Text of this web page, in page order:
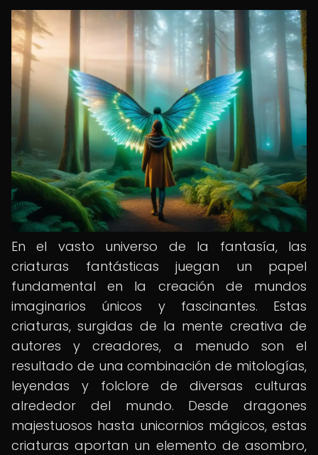
En el vasto universo de la fantasía, las
criaturas fantásticas juegan un papel
fundamental en la creación de mundos
imaginarios únicos y fascinantes. Estas
criaturas, surgidas de la mente creativa de
autores y creadores, a menudo son el
resultado de una combinación de mitologías,
leyendas y folclore de diversas culturas
alrededor del mundo. Desde dragones
majestuosos hasta unicornios mágicos, estas
criaturas aportan un elemento de asombro,